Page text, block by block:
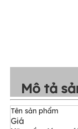
Mô tả
Tên sản phẩm
Giá